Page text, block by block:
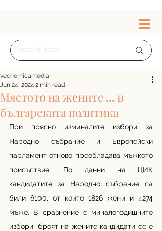
Мястото на жените ... в
българската политика
vechernicamedia
Jun 24, 2024 2 min read
При прясно изминалите избори за
Народно събрание и Европейски
парламент отново преобладава мъжкото
присъствие. По данни на ЦИК
кандидатите за Народно събрание са
били 6100, от които 1826 жени и 4274
мъже. В сравнение с миналогодишните
избори, броят на жените кандидати се е